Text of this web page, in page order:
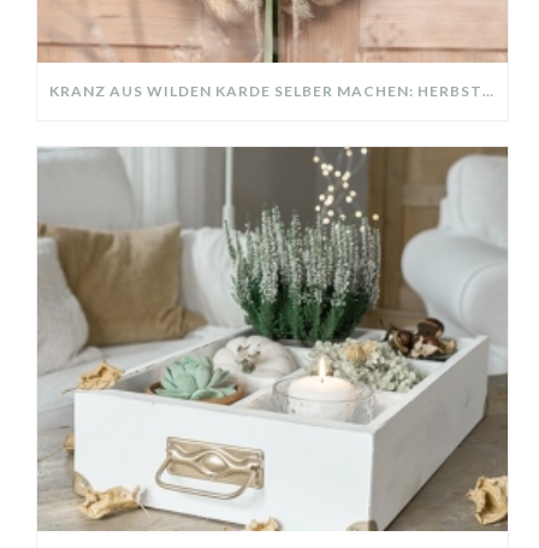
KRANZ AUS WILDEN KARDE SELBER MACHEN: HERBSTDEKO GANZ EINFACH